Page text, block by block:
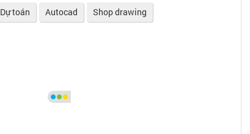
Dự toán Autocad
Shop drawing